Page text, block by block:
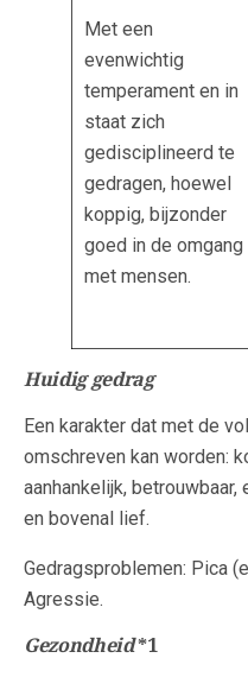
Met een
evenwichtig
temperament en in
staat zich
gedisciplineerd te
gedragen, hoewel
koppig, bijzonder
goed in de omgang
met mensen.
Huidig gedrag
Een karakter dat met de
omschreven kan worden:
aanhankelijk,
en bovenal lief.
Gedragsproblemen: Pica
Agressie.
Gezondheid*1